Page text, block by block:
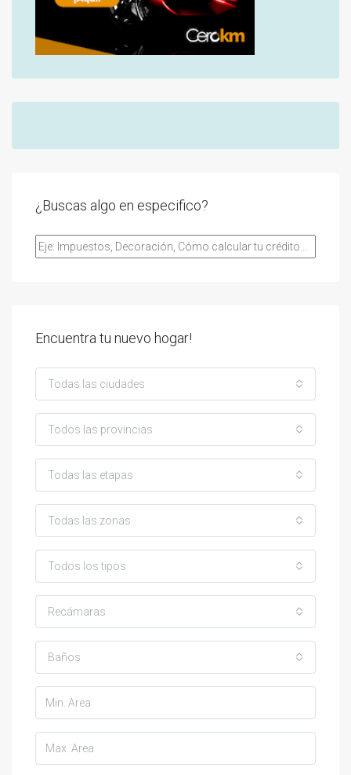
¿Buscas algo en especifico?
Encuentra tu nuevo hogar!
Todas las ciudades
Todos las provincias
Todas las etapas
Todas las zonas
Todos los tipos
Recámaras
Baños